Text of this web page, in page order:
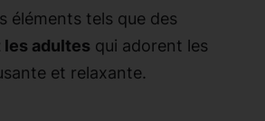
éléments tels que des
les adultes qui adorent les
et relaxante.